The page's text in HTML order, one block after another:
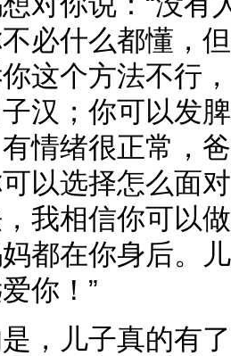
必什么都懂，
这个方法不行
汉；你可以发
情绪很正常，
以选择怎么面
我相信你可以
都在你身后。
你！”
，儿子真的有